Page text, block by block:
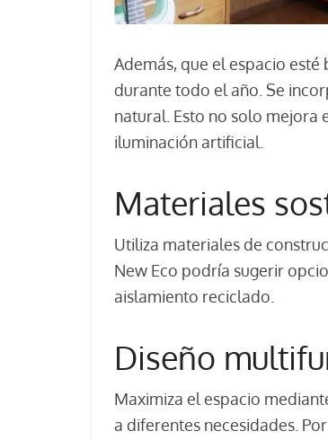
Además, que el espacio
durante todo el año. Se
natural. Esto no solo mejora
iluminación artificial.
Materiales
Utiliza materiales de
New Eco podría sugerir
aislamiento reciclado.
Diseño
Maximiza el espacio
a diferentes necesidades.